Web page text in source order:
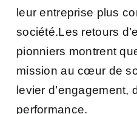
leur entreprise plus
société.Les retours
pionniers montrent
mission au cœur de
levier d’engagement,
performance.